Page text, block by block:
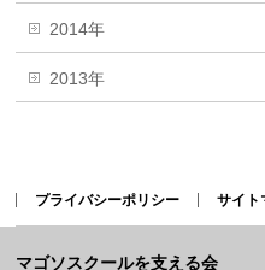
2014年
2013年
プライバシーポリシー サイト
マゴソスクールを支える会